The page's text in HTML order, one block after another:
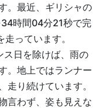
。最近、ギリシャの
時間04分21秒で完
っています。
日を除けば、雨の
。地上ではランナー
走り続けています。
言わず、姿も見えな